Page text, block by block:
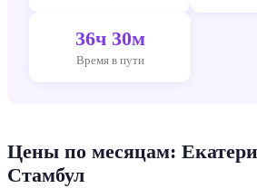
36ч 30м
Время в пути
Цены по месяцам:
Стамбул